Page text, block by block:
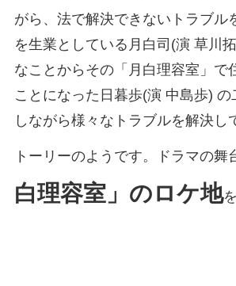
がら、法で解決できないトラブル
を生業としている月白司(演 草川
なことからその「月白理容室」で
ことになった日暮歩(演 中島歩) の
しながら様々なトラブルを解決し
トーリーのようです。ドラマの舞
白理容室」のロケ地